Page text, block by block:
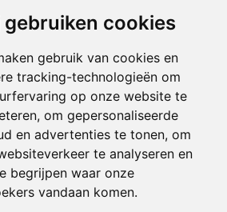
gebruiken cookies
gebruik van cookies en
tracking-technologieën om
op onze website te
om gepersonaliseerde
en advertenties te tonen, om
te analyseren en
begrijpen waar onze
vandaan komen.
10.00 - 12.30 en 13.30 - 17.00
10.00 - 12.30 en 13.30 - 17.00
Zaterdag
gesloten
Zondag gesloten